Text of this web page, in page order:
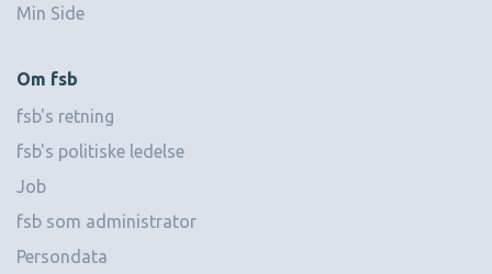
Min Side
Om fsb
fsb's retning
fsb's politiske ledelse
Job
fsb som administrator
Persondata